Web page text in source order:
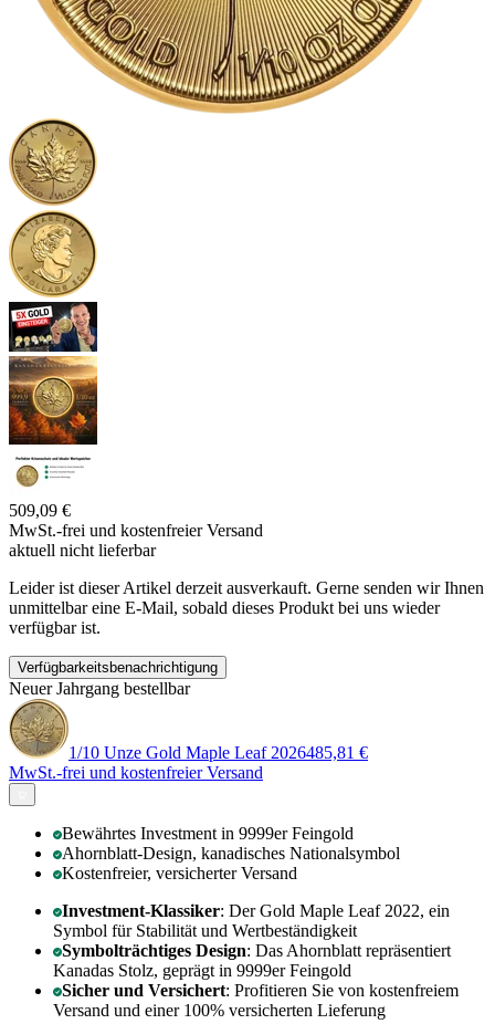
509,09 €
MwSt.-frei und kostenfreier Versand
aktuell nicht lieferbar
Leider ist dieser Artikel derzeit ausverkauft. Gerne senden wir Ihnen
unmittelbar eine E-Mail, sobald dieses Produkt bei uns wieder
verfügbar ist.
Verfügbarkeitsbenachrichtigung
Neuer Jahrgang bestellbar
1/10 Unze Gold Maple Leaf 2026485,81 €
MwSt.-frei und kostenfreier Versand
Bewährtes Investment in 9999er Feingold
Ahornblatt-Design, kanadisches Nationalsymbol
Kostenfreier, versicherter Versand
Investment-Klassiker: Der Gold Maple Leaf 2022, ein
Symbol für Stabilität und Wertbeständigkeit
Symbolträchtiges Design: Das Ahornblatt repräsentiert
Kanadas Stolz, geprägt in 9999er Feingold
Sicher und Versichert: Profitieren Sie von kostenfreiem
Versand und einer 100% versicherten Lieferung